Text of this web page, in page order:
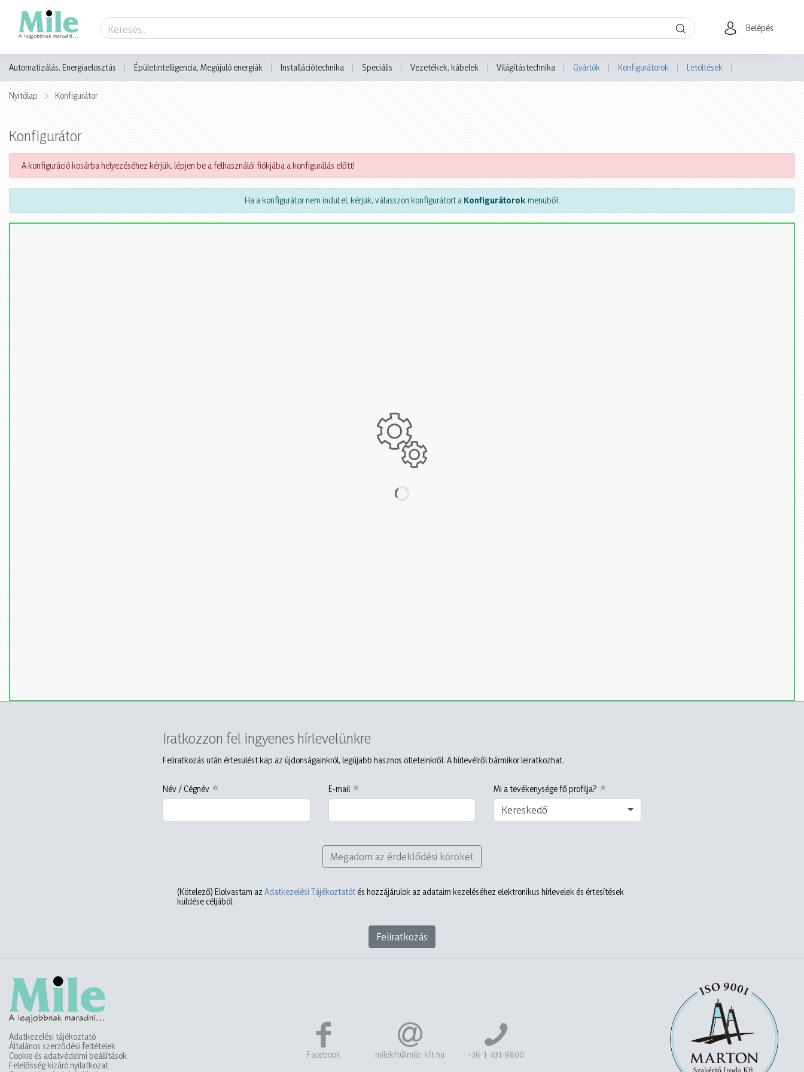
Belépés
Automatizálás, Energiaelosztás Épületintelligencia, Megújuló energiák Installációtechnika Speciális Vezetékek, kábelek Világítástechnika Gyártók Konfigurátorok Letöltések
Nyitólap Konfigurátor
Konfigurátor
A konfiguráció kosárba helyezéséhez kérjük, lépjen be a felhasználói fiókjába a konfigurálás előtt!
Ha a konfigurátor nem indul el, kérjük, válasszon konfigurátort a Konfigurátorok menüből.
Iratkozzon fel ingyenes hírlevelünkre
Feliratkozás után értesülést kap az újdonságainkról, legújabb hasznos ötleteinkről. A hírlevélről bármikor leiratkozhat.
Név / Cégnév E-mail Mi a tevékenysége fő profilja?
Kereskedő
Megadom az érdeklődési köröket
(Kötelező) Elolvastam az Adatkezelési Tájékoztatót és hozzájárulok az adataim kezeléséhez elektronikus hírlevelek és értesítések
küldése céljából.
Feliratkozás
Adatkezelési tájékoztató
Általános szerződési feltételek
Cookie és adatvédelmi beállítások
Felelősség kizáró nyilatkozat
Facebook milekft@mile-kft.hu +36-1-431-9800